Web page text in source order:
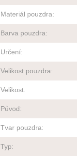
Materiál pouzdra:
Barva pouzdra:
Určení:
Velikost pouzdra:
Velikost:
Původ:
Tvar pouzdra:
Typ: